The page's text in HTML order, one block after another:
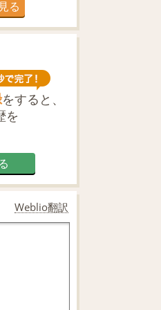
る
をすると、
を
Weblio翻訳